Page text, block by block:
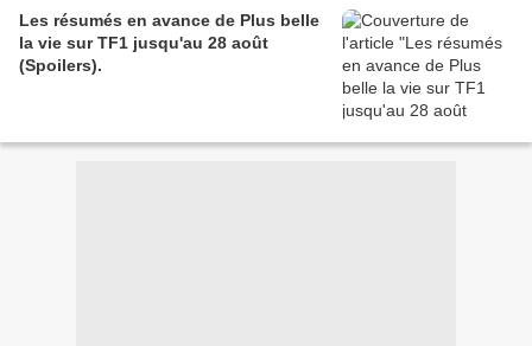
Les résumés en avance de Plus belle
la vie sur TF1 jusqu'au 28 août
(Spoilers).